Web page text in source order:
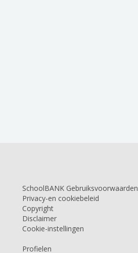
SchoolBANK Gebruiksvoorwaarden
Privacy-en cookiebeleid
Copyright
Disclaimer
Cookie-instellingen
Profielen